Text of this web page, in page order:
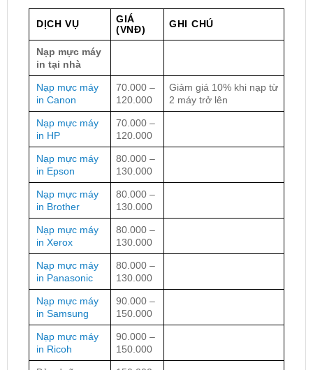
DỊCH VỤ
GIÁ
(VNĐ)
GHI CHÚ
Nạp mực máy
in tại nhà
Nạp mực máy
in Canon
70.000 –
120.000
Giảm giá 10% khi nạp từ
2 máy trở lên
Nạp mực máy
in HP
70.000 –
120.000
Nạp mực máy
in Epson
80.000 –
130.000
Nạp mực máy
in Brother
80.000 –
130.000
Nạp mực máy
in Xerox
80.000 –
130.000
Nạp mực máy
in Panasonic
80.000 –
130.000
Nạp mực máy
in Samsung
90.000 –
150.000
Nạp mực máy
in Ricoh
90.000 –
150.000